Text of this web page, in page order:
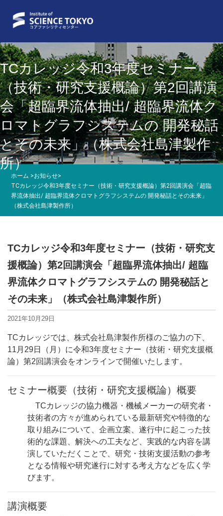
ホーム >お知らせ>
TCカレッジ令和3年度セミナー（技術・研究支援概論）第2回講演会「超臨
界流体抽出/ 超臨界流体クロマトグラフシステムの 開発秘話とその未来」
（株式会社島津製作所）
TCカレッジ令和3年度セミナー
（技術・研究支援概論）第2回講演
会「超臨界流体抽出/ 超臨界流体ク
ロマトグラフシステムの 開発秘話
とその未来」（株式会社島津製作
所）
TCカレッジ令和3年度セミナー（技術・研究支
援概論）第2回講演会「超臨界流体抽出/ 超臨
界流体クロマトグラフシステムの 開発秘話と
その未来」（株式会社島津製作所）
2021年10月29日
TCカレッジでは、株式会社島津製作所様のご協力の下、
11月29日（月）に令和3年度セミナー（技術・研究支援概
論）第2回講演会をオンラインで開催いたします。
セミナー概要（技術・研究支援概論）概要
TCカレッジの協力機器・機械メーカーの研究者・
技術者の方々が進められている最新研究や特徴的な
取り組みについて、企画立案、遂行中に起こった技
術的な課題、解決への工夫など、実践的な内容を講
演していただくことで、研究・技術支援活動の参考
となる情報や研究遂行に対する考え方などを広く学
びます。
講演概要